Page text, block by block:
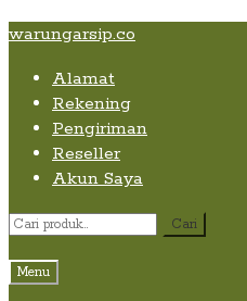
Skip
content
Skip
navigation
Skip
content
warungarsip.co
Alamat
Rekening
Pengiriman
Reseller
Akun Saya
Pencarian
Cari
Menu